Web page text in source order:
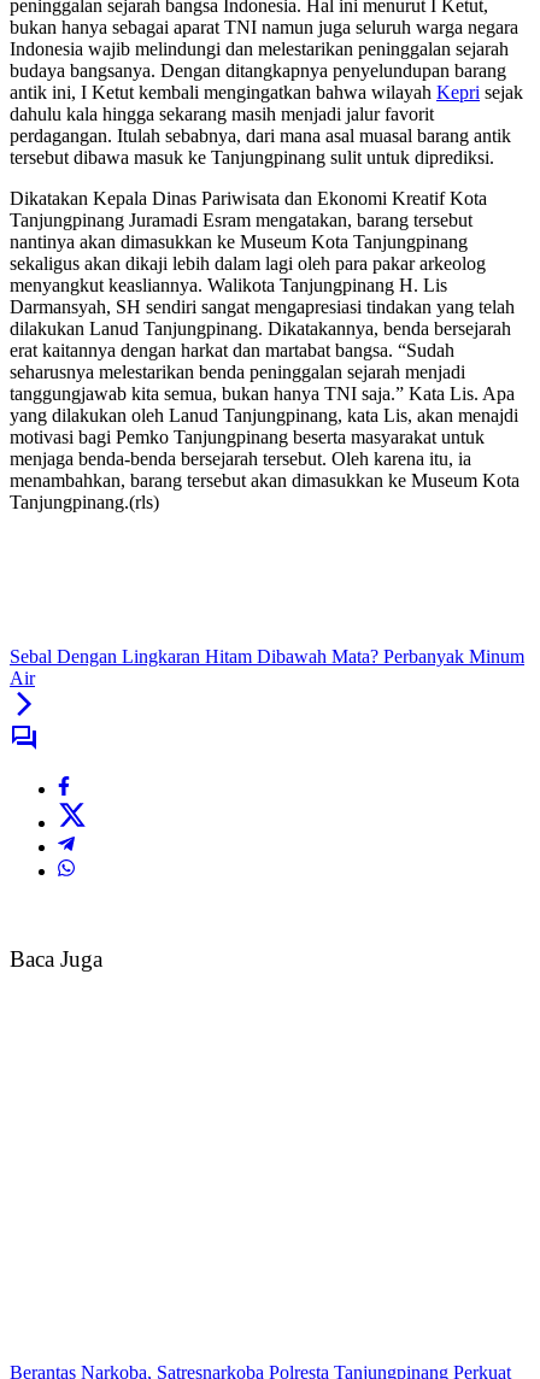
peninggalan sejarah bangsa Indonesia. Hal ini menurut I Ketut,
bukan hanya sebagai aparat TNI namun juga seluruh warga negara
Indonesia wajib melindungi dan melestarikan peninggalan sejarah
budaya bangsanya. Dengan ditangkapnya penyelundupan barang
antik ini, I Ketut kembali mengingatkan bahwa wilayah Kepri sejak
dahulu kala hingga sekarang masih menjadi jalur favorit
perdagangan. Itulah sebabnya, dari mana asal muasal barang antik
tersebut dibawa masuk ke Tanjungpinang sulit untuk diprediksi.
Dikatakan Kepala Dinas Pariwisata dan Ekonomi Kreatif Kota
Tanjungpinang Juramadi Esram mengatakan, barang tersebut
nantinya akan dimasukkan ke Museum Kota Tanjungpinang
sekaligus akan dikaji lebih dalam lagi oleh para pakar arkeolog
menyangkut keasliannya. Walikota Tanjungpinang H. Lis
Darmansyah, SH sendiri sangat mengapresiasi tindakan yang telah
dilakukan Lanud Tanjungpinang. Dikatakannya, benda bersejarah
erat kaitannya dengan harkat dan martabat bangsa. “Sudah
seharusnya melestarikan benda peninggalan sejarah menjadi
tanggungjawab kita semua, bukan hanya TNI saja.” Kata Lis. Apa
yang dilakukan oleh Lanud Tanjungpinang, kata Lis, akan menajdi
motivasi bagi Pemko Tanjungpinang beserta masyarakat untuk
menjaga benda-benda bersejarah tersebut. Oleh karena itu, ia
menambahkan, barang tersebut akan dimasukkan ke Museum Kota
Tanjungpinang.(rls)
Sebal Dengan Lingkaran Hitam Dibawah Mata? Perbanyak Minum
Air
Baca Juga
Berantas Narkoba, Satresnarkoba Polresta Tanjungpinang Perkuat